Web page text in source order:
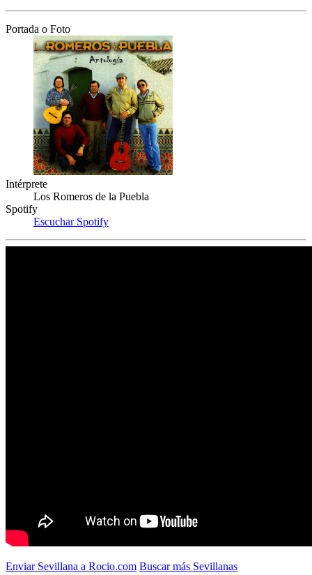
Portada o Foto
Intérprete
Los Romeros de la Puebla
Spotify
Escuchar Spotify
Enviar Sevillana a Rocio.com Buscar más Sevillanas